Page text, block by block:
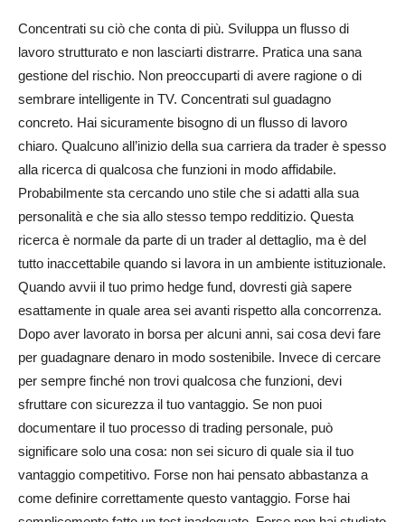
Concentrati su ciò che conta di più. Sviluppa un flusso di
lavoro strutturato e non lasciarti distrarre. Pratica una sana
gestione del rischio. Non preoccuparti di avere ragione o di
sembrare intelligente in TV. Concentrati sul guadagno
concreto. Hai sicuramente bisogno di un flusso di lavoro
chiaro. Qualcuno all’inizio della sua carriera da trader è spesso
alla ricerca di qualcosa che funzioni in modo affidabile.
Probabilmente sta cercando uno stile che si adatti alla sua
personalità e che sia allo stesso tempo redditizio. Questa
ricerca è normale da parte di un trader al dettaglio, ma è del
tutto inaccettabile quando si lavora in un ambiente istituzionale.
Quando avvii il tuo primo hedge fund, dovresti già sapere
esattamente in quale area sei avanti rispetto alla concorrenza.
Dopo aver lavorato in borsa per alcuni anni, sai cosa devi fare
per guadagnare denaro in modo sostenibile. Invece di cercare
per sempre finché non trovi qualcosa che funzioni, devi
sfruttare con sicurezza il tuo vantaggio. Se non puoi
documentare il tuo processo di trading personale, può
significare solo una cosa: non sei sicuro di quale sia il tuo
vantaggio competitivo. Forse non hai pensato abbastanza a
come definire correttamente questo vantaggio. Forse hai